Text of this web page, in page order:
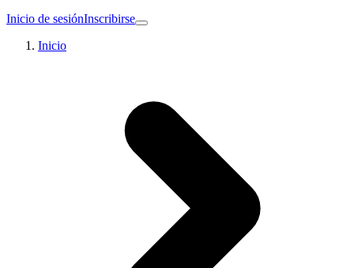
Inicio de sesiónInscribirse
Inicio